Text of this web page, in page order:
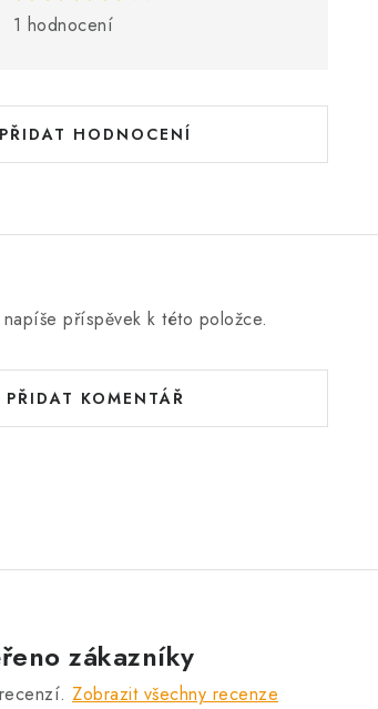
1 hodnocení
PŘIDAT HODNOCENÍ
příspěvek k této položce.
PŘIDAT KOMENTÁŘ
zákazníky
recenzí. Zobrazit všechny recenze